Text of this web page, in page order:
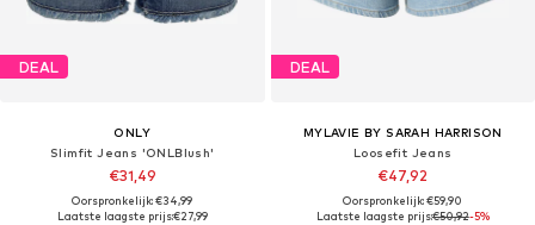
DEAL
ONLY
Slimfit Jeans 'ONLBlush'
€31,49
Oorspronkelijk: €34,99
Laatste laagste prijs:€27,99
DEAL
MYLAVIE BY SARAH HARRISON
Loosefit Jeans
€47,92
Oorspronkelijk: €59,90
Laatste laagste prijs:€50,92-5%